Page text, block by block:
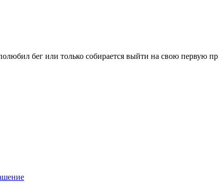
бег или только собирается выйти на свою первую